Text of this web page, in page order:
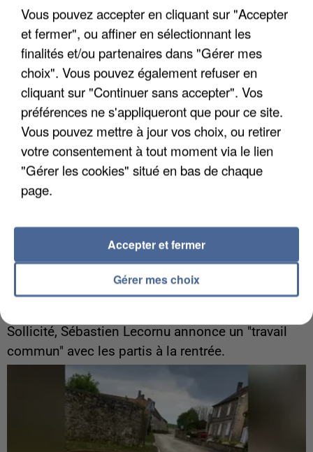
Un cofondateur du réseau avait été interpellé
quelques jours plus tôt.
Gabriel Attal et Raphaël Glucksmann visés par des
Sollicité, Sébastien Lecornu annonce un "travail
commun" avec les partis à la rentrée.
Vous pouvez accepter en cliquant sur "Accepter
et fermer", ou affiner en sélectionnant les
finalités et/ou partenaires dans "Gérer mes
choix". Vous pouvez également refuser en
cliquant sur "Continuer sans accepter". Vos
préférences ne s'appliqueront que pour ce site.
Vous pouvez mettre à jour vos choix, ou retirer
votre consentement à tout moment via le lien
"Gérer les cookies" situé en bas de chaque
page.
Gérer mes choix
Accepter et fermer